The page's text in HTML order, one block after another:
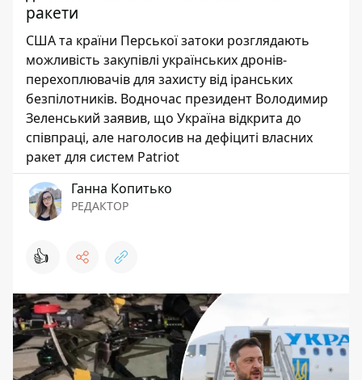
ракети
США та країни Перської затоки розглядають
можливість закупівлі українських дронів-
перехоплювачів для захисту від іранських
безпілотників. Водночас президент Володимир
Зеленський заявив, що Україна відкрита до
співпраці, але наголосив на дефіциті власних
ракет для систем Patriot
Ганна Копитько
РЕДАКТОР
👍